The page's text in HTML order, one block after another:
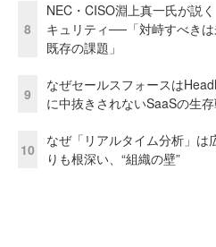
8
NEC・CISO淵上真一氏が説
キュリティ──「対峙すべき
既存の課題」
9
なぜセールスフォースは
に中抜きされないSaaSの生
10
なぜ「リアルタイム分析」
りも根深い、“組織の壁”